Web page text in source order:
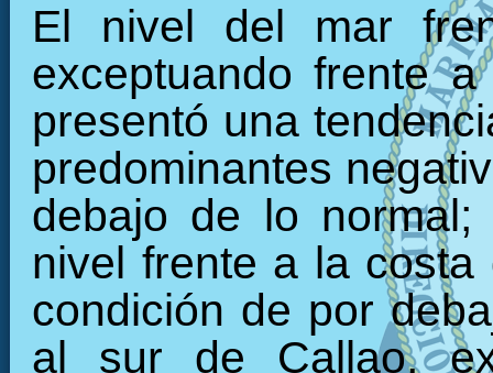
El nivel del mar
exceptuando frente
presentó una
predominantes
debajo de lo
nivel frente a la
condición de por
al sur de Callao,